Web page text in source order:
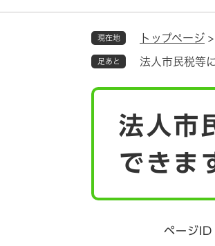
現在地 トップページ >
足あと 法人市民税等
法人市
できま
ページ